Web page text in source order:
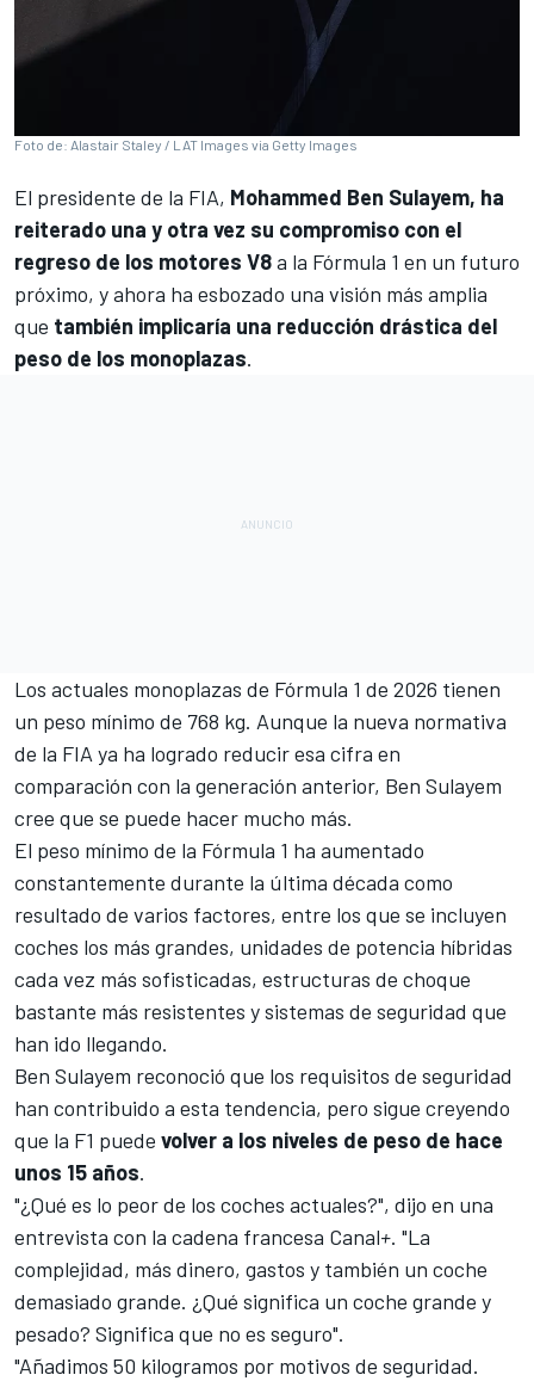
Foto de: Alastair Staley / LAT Images via Getty Images
El presidente de la FIA, Mohammed Ben Sulayem, ha
reiterado una y otra vez su compromiso con el
regreso de los motores V8a la Fórmula 1 en un futuro
próximo, y ahora ha esbozado una visión más amplia
que también implicaría una reducción drástica del
peso de los monoplazas.
Los actuales monoplazas de Fórmula 1 de 2026 tienen
un peso mínimo de 768 kg. Aunque la nueva normativa
de la FIA ya ha logrado reducir esa cifra en
comparación con la generación anterior, Ben Sulayem
cree que se puede hacer mucho más.
El peso mínimo de la Fórmula 1 ha aumentado
constantemente durante la última década como
resultado de varios factores, entre los que se incluyen
coches los más grandes, unidades de potencia híbridas
cada vez más sofisticadas, estructuras de choque
bastante más resistentes y sistemas de seguridad que
han ido llegando.
Ben Sulayem reconoció que los requisitos de seguridad
han contribuido a esta tendencia, pero sigue creyendo
que la F1 puede volver a los niveles de peso de hace
unos 15 años.
"¿Qué es lo peor de los coches actuales?", dijo en una
entrevista con la cadena francesa Canal+. "La
complejidad, más dinero, gastos y también un coche
demasiado grande. ¿Qué significa un coche grande y
pesado? Significa que no es seguro".
"Añadimos 50 kilogramos por motivos de seguridad.